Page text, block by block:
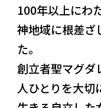
100年以上にわ
神地域に根差ざ
た。
創立者聖マグダ
人ひとりを大切